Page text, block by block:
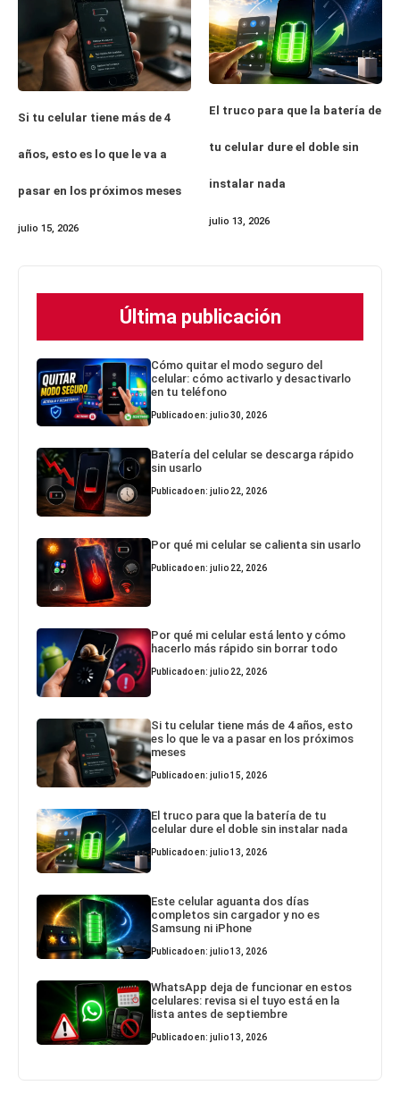
Si tu celular tiene más de 4
años, esto es lo que le va a
pasar en los próximos meses
julio 15, 2026
El truco para que la batería de
tu celular dure el doble sin
instalar nada
julio 13, 2026
Última publicación
Cómo quitar el modo seguro del
celular: cómo activarlo y desactivarlo
en tu teléfono
Publicado en: julio 30, 2026
Batería del celular se descarga rápido
sin usarlo
Publicado en: julio 22, 2026
Por qué mi celular se calienta sin usarlo
Publicado en: julio 22, 2026
Por qué mi celular está lento y cómo
hacerlo más rápido sin borrar todo
Publicado en: julio 22, 2026
Si tu celular tiene más de 4 años, esto
es lo que le va a pasar en los próximos
meses
Publicado en: julio 15, 2026
El truco para que la batería de tu
celular dure el doble sin instalar nada
Publicado en: julio 13, 2026
Este celular aguanta dos días
completos sin cargador y no es
Samsung ni iPhone
Publicado en: julio 13, 2026
WhatsApp deja de funcionar en estos
celulares: revisa si el tuyo está en la
lista antes de septiembre
Publicado en: julio 13, 2026